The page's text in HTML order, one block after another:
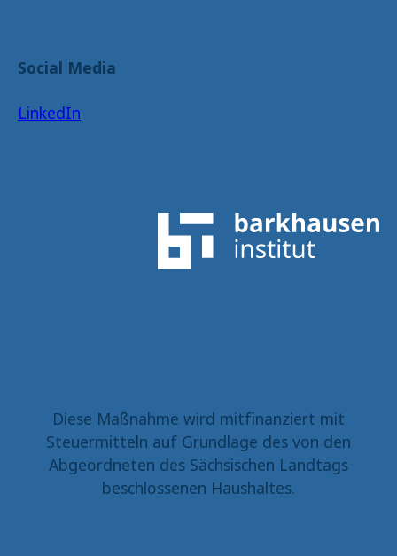
Social Media
LinkedIn
Diese Maßnahme wird mitfinanziert mit
Steuermitteln auf Grundlage des von den
Abgeordneten des Sächsischen Landtags
beschlossenen Haushaltes.